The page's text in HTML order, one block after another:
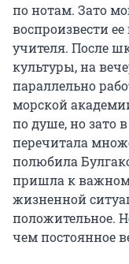
по нотам. Зато
воспроизвести
учителя. После
культуры, на
параллельно
морской
по душе, но зато
перечитала
полюбила
пришла к
жизненной
положительное.
чем постоянное